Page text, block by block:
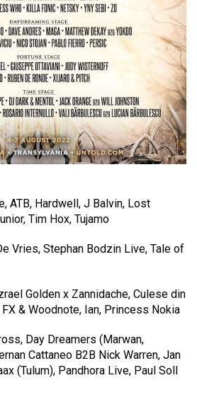
ATB, Hardwell, J Balvin, Lost
Tim Hox, Tujamo
Vries, Stephan Bodzin Live, Tale of
Golden x Zannidache, Culese din
& Woodnote, Ian, Princess Nokia
Day Dreamers (Marwan,
Cattaneo B2B Nick Warren, Jan
(Tulum), Pandhora Live, Paul Soll